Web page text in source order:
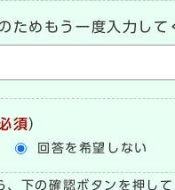
ためもう一度入力して
須）
回答を希望しない
下の確認ボタンを押して